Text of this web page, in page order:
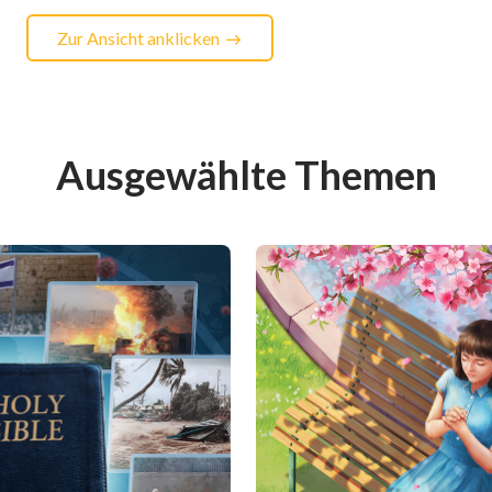
Zur Ansicht anklicken
Ausgewählte Themen